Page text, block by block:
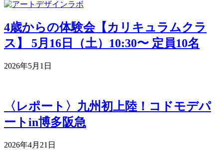
4歳からの体験会【カリキュラムクラ
ス】 5月16日（土）10:30〜 定員10名
2026年5月1日
〈レポート〉九州初上陸！コドモデパ
ートin博多阪急
2026年4月21日